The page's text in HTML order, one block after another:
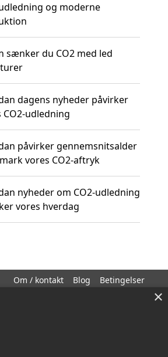
og moderne
sænker du CO2 med led
dagens nyheder påvirker
CO2-udledning
påvirker gennemsnitsalder
vores CO2-aftryk
nyheder om CO2-udledning
vores hverdag
Om / kontakt Blog Betingelser
×